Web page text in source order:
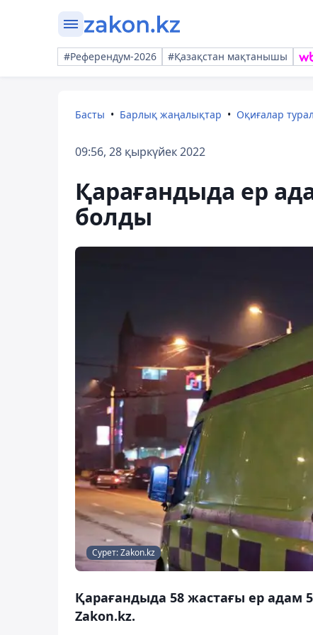
#Референдум-2026 #Қазақстан мақтанышы
Басты Барлық жаңалықтар Оқиғалар
09:56, 28 қыркүйек 2022
Қарағандыда ер
болды
Сурет: Zakon.kz
Қарағандыда 58 жастағы ер адам
Zakon.kz.